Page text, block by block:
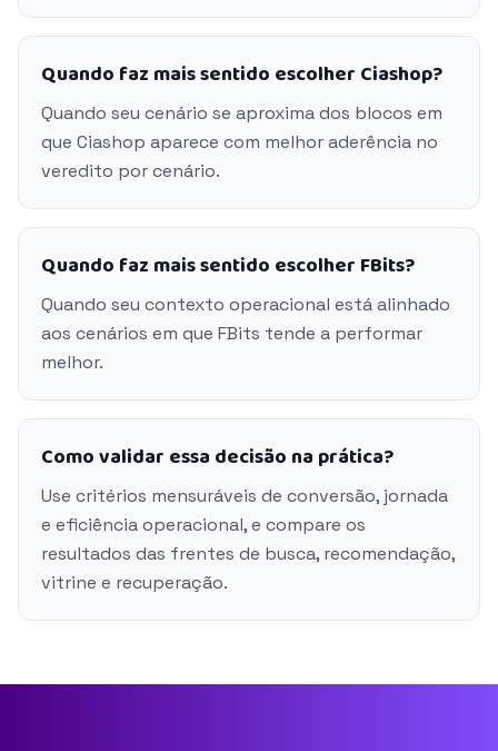
Quando faz mais sentido escolher Ciashop?
Quando seu cenário se aproxima dos blocos em
que Ciashop aparece com melhor aderência no
veredito por cenário.
Quando faz mais sentido escolher FBits?
Quando seu contexto operacional está alinhado
aos cenários em que FBits tende a performar
melhor.
Como validar essa decisão na prática?
Use critérios mensuráveis de conversão, jornada
e eficiência operacional, e compare os
resultados das frentes de busca, recomendação,
vitrine e recuperação.